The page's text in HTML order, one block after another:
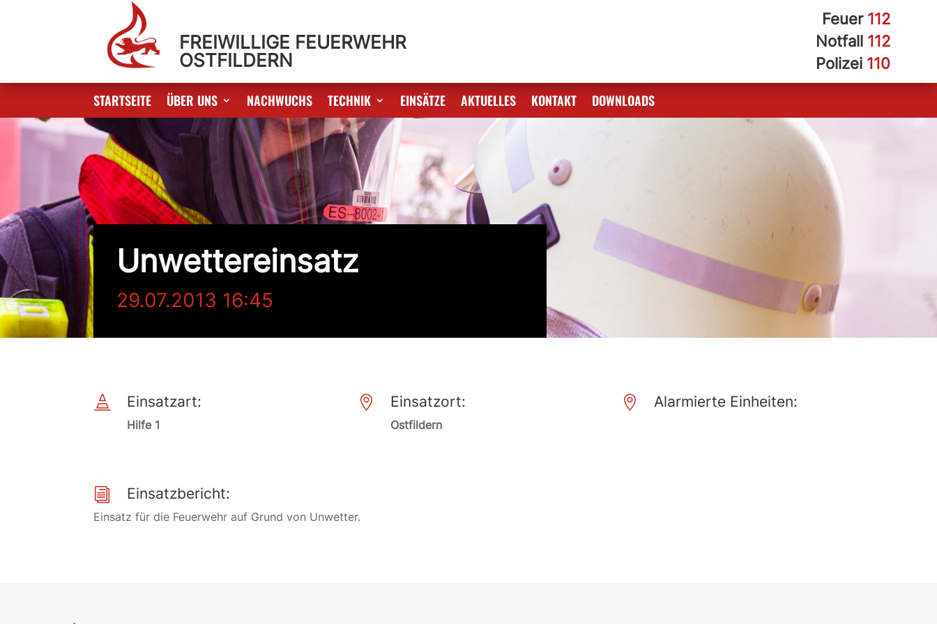
FREIWILLIGE FEUERWEHR
OSTFILDERN
Feuer 112
Notfall 112
Polizei 110
STARTSEITE ÜBER UNS NACHWUCHS TECHNIK EINSÄTZE AKTUELLES KONTAKT DOWNLOADS
Unwettereinsatz
29.07.2013 16:45
 Einsatzart:
Hilfe 1
 Einsatzort:
Ostfildern
 Alarmierte Einheiten:
i Einsatzbericht:
Einsatz für die Feuerwehr auf Grund von Unwetter.